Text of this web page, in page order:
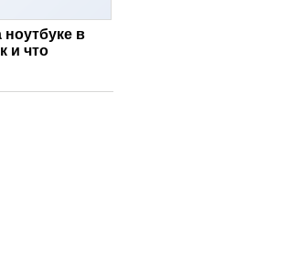
ноутбуке в
и что